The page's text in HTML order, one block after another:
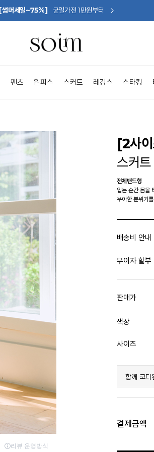
[썸머세일~75%] 균일가전 1만원부터
팬츠 원피스 스커트 레깅스 스타킹
[2사
스커트
전체밴드형
입는 순간 몸을
우아한 분위기
배송비 안내
무이자 할부
판매가
색상
사이즈
함께 코디
결제금액